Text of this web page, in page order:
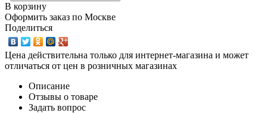
В корзину
Оформить заказ по Москве
Поделиться
Цена действительна только для интернет-магазина и может
отличаться от цен в розничных магазинах
Описание
Отзывы о товаре
Задать вопрос